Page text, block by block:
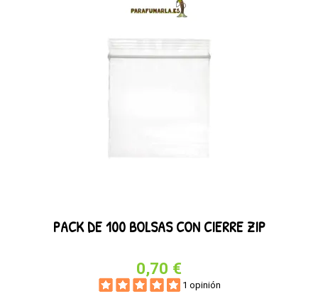
PACK DE 100 BOLSAS CON CIERRE ZIP
0,70 €
1 opinión